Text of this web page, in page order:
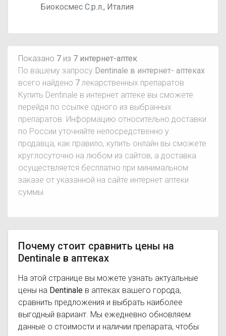
Биокосмес С.р.л., Италия
Показано 7 из 7 интернет-аптек
По вашему запросу Dentinale в интернет- аптеках
всего найдено 7 лекарственных препаратов
Купить Dentinale в интернет аптеке вы сможете
перейдя по ссылке одного из выбранных
препаратов. Информацию относительно доставки
по России уточняйте непосредственно у
продавца, как правило, купить онлайн вы сможете
круглосуточно на любом из сайтов, а доставка
осуществляется бесплатно при минимальном
заказе от указанной на сайте интернет аптеки
суммы.
Почему стоит сравнить цены на
Dentinale в аптеках
На этой странице вы можете узнать актуальные
цены на Dentinale в аптеках вашего города,
сравнить предложения и выбрать наиболее
выгодный вариант. Мы ежедневно обновляем
данные о стоимости и наличии препарата, чтобы